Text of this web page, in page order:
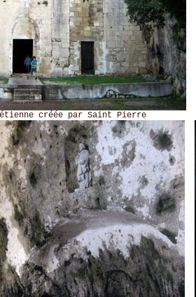
créée par Saint Pierre